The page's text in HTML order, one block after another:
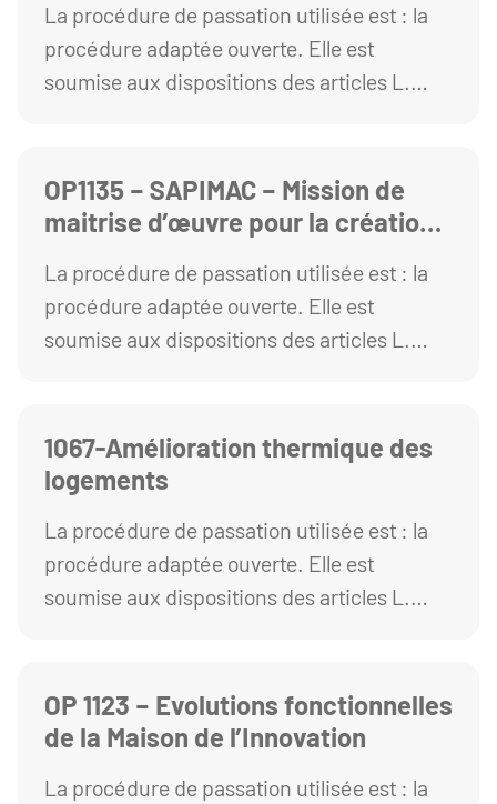
le site de PONCILLON
La procédure de passation utilisée est : la
procédure adaptée ouverte. Elle est
soumise aux dispositions des articles L.
OP1135 – SAPIMAC – Mission de
maitrise d’œuvre pour la création
Campus des Cézeaux – Aubière
(63)
La procédure de passation utilisée est : la
procédure adaptée ouverte. Elle est
soumise aux dispositions des articles L.
1067-Amélioration thermique des
logements
La procédure de passation utilisée est : la
procédure adaptée ouverte. Elle est
soumise aux dispositions des articles L.
OP 1123 – Evolutions fonctionnelles
de la Maison de l’Innovation
La procédure de passation utilisée est : la